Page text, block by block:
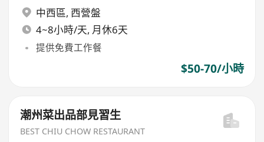
中西區, 西營盤
4~8小時/天, 月休6天
提供免費工作餐
$50-70/小時
潮州菜出品部見習生
BEST CHIU CHOW RESTAURANT